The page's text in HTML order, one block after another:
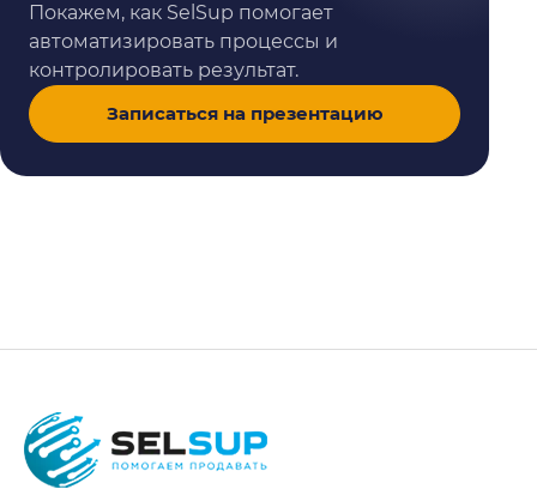
Покажем, как SelSup помогает
автоматизировать процессы и
контролировать результат.
Записаться на презентацию